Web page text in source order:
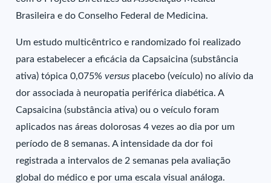
Brasileira e do Conselho Federal de Medicina.
Um estudo multicêntrico e randomizado foi realizado
para estabelecer a eficácia da Capsaicina (substância
ativa) tópica 0,075%versus placebo (veículo) no alívio da
dor associada à neuropatia periférica diabética. A
Capsaicina (substância ativa) ou o veículo foram
aplicados nas áreas dolorosas 4 vezes ao dia por um
período de 8 semanas. A intensidade da dor foi
registrada a intervalos de 2 semanas pela avaliação
global do médico e por uma escala visual análoga.